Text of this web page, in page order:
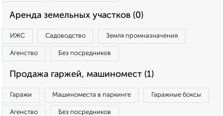
Аренда земельных участков (0)
ИЖС Садоводство Земля промназначения
Агенство Без посредников
Продажа гаржей, машиномест (1)
Гаражи Машиноместа в паркинге Гаражные боксы
Агенство Без посредников